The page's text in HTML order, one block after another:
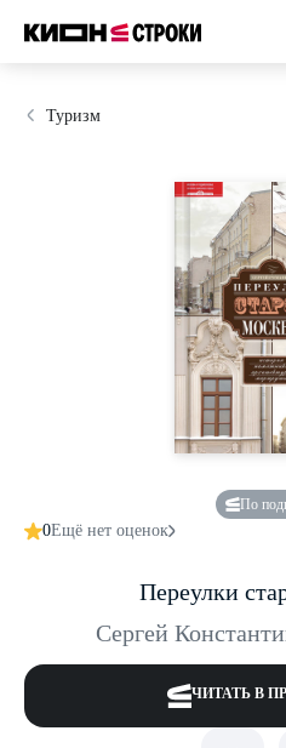
Туризм
По
0Ещё нет оценок
Переулки
Сергей
ЧИТАТЬ В